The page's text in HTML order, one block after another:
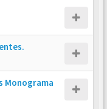
Monograma